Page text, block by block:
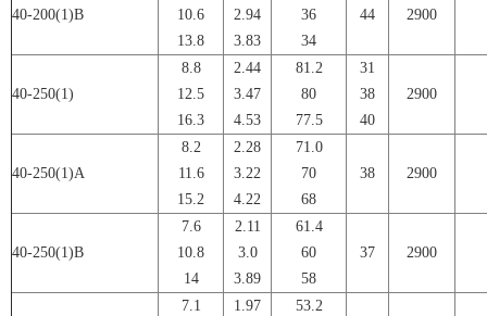
40-200(1)B
10.6
13.8
2.94
3.83
36
34
44 2900
40-250(1)
8.8
12.5
16.3
2.44
3.47
4.53
81.2
80
77.5
31
38
40
2900
40-250(1)A
8.2
11.6
15.2
2.28
3.22
4.22
71.0
70
68
38 2900
40-250(1)B
7.6
10.8
14
2.11
3.0
3.89
61.4
60
58
37 2900
7.1
1.97
53.2